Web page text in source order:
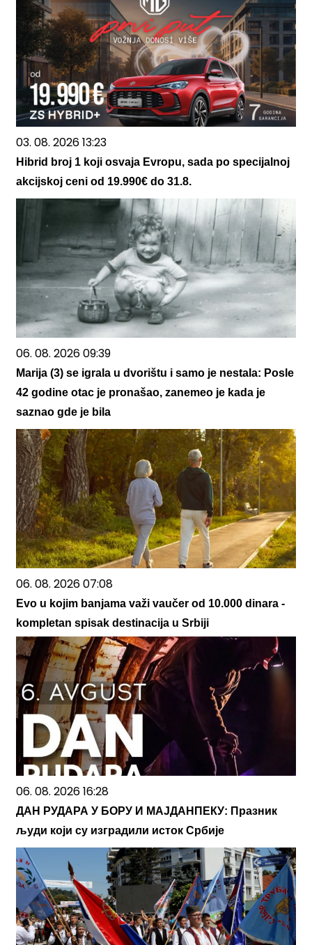
03. 08. 2026 13:23
Hibrid broj 1 koji osvaja Evropu, sada po specijalnoj
akcijskoj ceni od 19.990€ do 31.8.
06. 08. 2026 09:39
Marija (3) se igrala u dvorištu i samo je nestala: Posle
42 godine otac je pronašao, zanemeo je kada je
saznao gde je bila
06. 08. 2026 07:08
Evo u kojim banjama važi vaučer od 10.000 dinara -
kompletan spisak destinacija u Srbiji
06. 08. 2026 16:28
ДАН РУДАРА У БОРУ И МАЈДАНПЕКУ: Празник
људи који су изградили исток Србије